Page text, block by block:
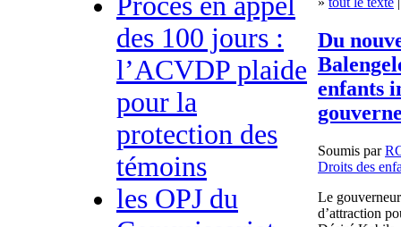
des 100 jours :
l’ACVDP plaide
pour la
protection des
témoins
les OPJ du
Du
enfants
Soumis par
Droits des
Le
d’attraction